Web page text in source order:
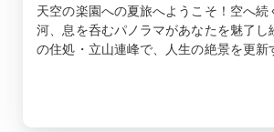
天空の楽園への夏旅へようこそ！空へ続
河、息を呑むパノラマがあなたを魅了し
の住処・立山連峰で、人生の絶景を更新